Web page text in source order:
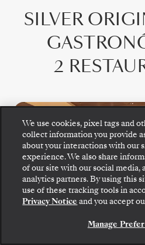
SILVER
2
The Restaurant
Embarque: escolha sua
os serviços inclusos antes
segurança sua viagem com a
RESERVE A
We use cookies, pixel tags and
collect information you provide
about your interactions with our
experience. We also share
of our site with our social media,
analytics partners. By using this
use of these tracking tools in
Privacy Notice and you accept
Manage